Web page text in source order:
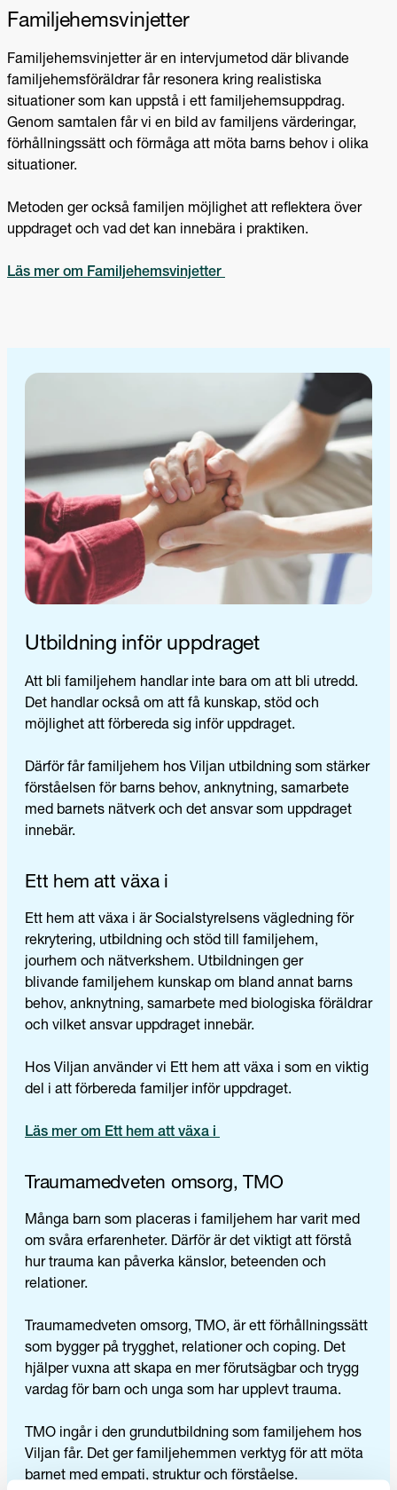
Familjehemsvinjetter
Familjehemsvinjetter är en intervjumetod där blivande
familjehemsföräldrar får resonera kring realistiska
situationer som kan uppstå i ett familjehemsuppdrag.
Genom samtalen får vi en bild av familjens värderingar,
förhållningssätt och förmåga att möta barns behov i olika
situationer.
Metoden ger också familjen möjlighet att reflektera över
uppdraget och vad det kan innebära i praktiken.
Läs mer om Familjehemsvinjetter
Utbildning inför uppdraget
Att bli familjehem handlar inte bara om att bli utredd.
Det handlar också om att få kunskap, stöd och
möjlighet att förbereda sig inför uppdraget.
Därför får familjehem hos Viljan utbildning som stärker
förståelsen för barns behov, anknytning, samarbete
med barnets nätverk och det ansvar som uppdraget
innebär.
Ett hem att växa i
Ett hem att växa i är Socialstyrelsens vägledning för
rekrytering, utbildning och stöd till familjehem,
jourhem och nätverkshem. Utbildningen ger
blivande familjehem kunskap om bland annat barns
behov, anknytning, samarbete med biologiska föräldrar
och vilket ansvar uppdraget innebär.
Hos Viljan använder vi Ett hem att växa i som en viktig
del i att förbereda familjer inför uppdraget.
Läs mer om Ett hem att växa i
Traumamedveten omsorg, TMO
Många barn som placeras i familjehem har varit med
om svåra erfarenheter. Därför är det viktigt att förstå
hur trauma kan påverka känslor, beteenden och
relationer.
Traumamedveten omsorg, TMO, är ett förhållningssätt
som bygger på trygghet, relationer och coping. Det
hjälper vuxna att skapa en mer förutsägbar och trygg
vardag för barn och unga som har upplevt trauma.
TMO ingår i den grundutbildning som familjehem hos
Viljan får. Det ger familjehemmen verktyg för att möta
barnet med empati, struktur och förståelse.